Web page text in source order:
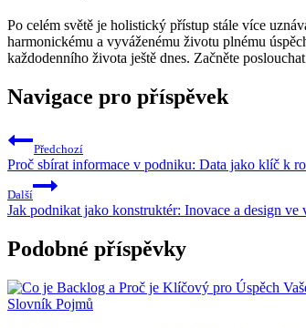
Po celém světě je holistický přístup stále více
harmonickému a vyváženému životu plnému
každodenního života ještě dnes. Začněte
Navigace pro příspěvek
Předchozí
Proč sbírat informace v podniku: Data jako klíč k
Další
Jak podnikat jako konstruktér: Inovace a design ve
Podobné příspěvky
Slovník Pojmů